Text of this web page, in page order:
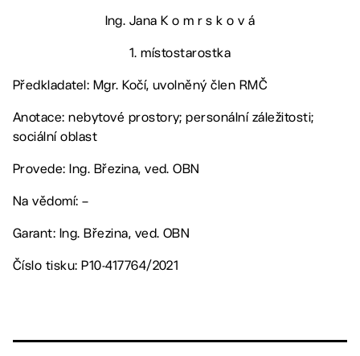
Ing. Jana K o m r s k o v á
1. místostarostka
Předkladatel: Mgr. Kočí, uvolněný člen RMČ
Anotace: nebytové prostory; personální záležitosti;
sociální oblast
Provede: Ing. Březina, ved. OBN
Na vědomí: –
Garant: Ing. Březina, ved. OBN
Číslo tisku: P10-417764/2021